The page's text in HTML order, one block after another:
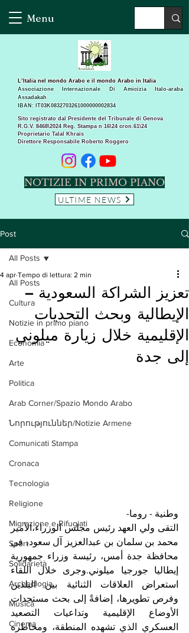
Menu
Sito registrato dal Presidente del Tribunale di Genova
R.G.V. 8468\2024 Reg. Stampa n 16\24 cron.61\24 ​
Proprietario Talal Khrais
Direttore Responsabile Roberto Roggero
L’Italia nel mondo Arabo e il mondo Arabo in Italia
Associazione Internazionale Di Amicizia Italo-araba
Assadakah
IBAN: IT03K0832703261000000002834
NOTIZIE IN PRIMO PIANO
ULTIME NEWS
Post
All Posts
Cultura
Notizie in primo piano
Economia
Arte
Politica
Arab Corner/Spazio Mondo Arabo
Նորություններ/Notizie Armene
Comunicati Stampa
Cronaca
Tecnologia
Religione
Migrazione e Rifugiati
Sport
Solidarietà
Archeologia
Musica
Cinema
All Posts
تعزيز الشراكة السعودية –
الإيطالية وبحث التحديات
الإقليمية خلال زيارة ميلوني
إلى جدة
4 apr Tempo di lettura: 2 min
وطنية - روما-
التقى ولي العهد رئيس مجلس الوزراء،الأمير
محمد بن سلمان بن عبدالعزيز آل سعود، في
استعراض العلاقات الثنائية بين البلدين
وفرص تطويرها، إضافةً إلى بحث مستجدات
العسكري الذي تشهده المنطقة، ومخاطره